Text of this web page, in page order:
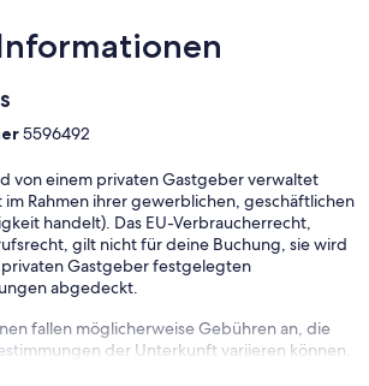
5596492
von einem privaten Gastgeber verwaltet
im Rahmen ihrer gewerblichen, geschäftlichen
handelt). Das EU-Verbraucherrecht,
gilt nicht für deine Buchung, sie wird
Gastgeber festgelegten
abgedeckt.
fallen möglicherweise Gebühren an, die
der Unterkunft variieren können.